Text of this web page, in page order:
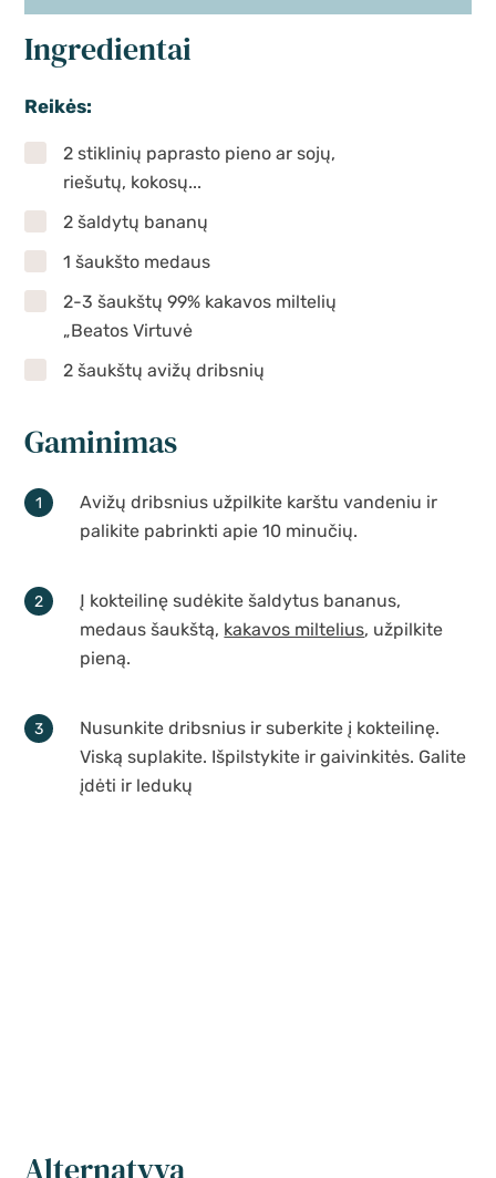
Ingredientai
Reikės:
2 stiklinių paprasto pieno ar sojų,
riešutų, kokosų...
2 šaldytų bananų
1 šaukšto medaus
2-3 šaukštų 99% kakavos miltelių
„Beatos Virtuvė
2 šaukštų avižų dribsnių
Gaminimas
Avižų dribsnius užpilkite karštu vandeniu ir
palikite pabrinkti apie 10 minučių.
Į kokteilinę sudėkite šaldytus bananus,
medaus šaukštą, kakavos miltelius, užpilkite
pieną.
Nusunkite dribsnius ir suberkite į kokteilinę.
Viską suplakite. Išpilstykite ir gaivinkitės. Galite
įdėti ir ledukų
Alternatyva